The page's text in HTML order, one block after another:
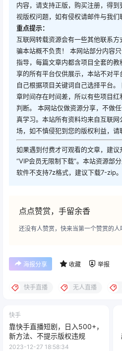
内容，请支持正版，购买注册，得
视版权问题，如有侵权请邮件与我们
重点提示：
互联网转载资源会有一些其他联系
骗本站概不负责！ 本网站部分内容
指导，每篇文章内都含项目全套的
享的所有平台仅供展示，本站不对
自己根据项目关键词自己选择平台
章时间存在时间差，所以有些项目
判断。 本网站仅做资源分享，不做
真学习。本站所有资料均来自互联
场，如不慎侵犯到您的版权利益，请
如果遇到付费才可观看的文章，建议
“VIP会员无限制下载”。本站资源部
软件不支持7z格式，建议下载7-zip。
点点赞赏，手留余香
还没有人赞赏，快来当第一个赞赏的人
海报分享 收藏 举报
快手直播 无人直播
快手
靠快手直播短剧，日入500+，
新方法、不提示版权违规
2023-12-27 18:58:34